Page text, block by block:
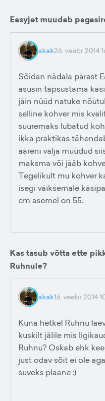
Easyjet muudab
akak26. veebr 2014
Sõidan nädala pärast
asusin täpsustama
jäin nüüd natuke
selline kohver mis
suuremaks lubatud
ikka praktikas
ääreni välja müüdud
maksma või jääb
Tegelikult mu kohver
isegi väiksemale
cm asemel on 55.
Kas tasub võtta ette
Ruhnule?
akak16. veebr 2014
Kuna hetkel Ruhnu
kuskilt jälile mis
Ruhnu? Oskab ehk
just odav sõit ei ole
suveks plaane :)